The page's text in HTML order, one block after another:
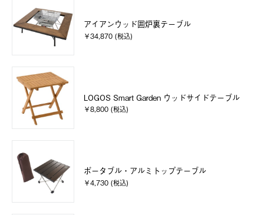
アイアンウッド囲炉裏テーブル
￥34,870 (税込)
LOGOS Smart Garden ウッドサイドテーブル
￥8,800 (税込)
ポータブル・アルミトップテーブル
￥4,730 (税込)